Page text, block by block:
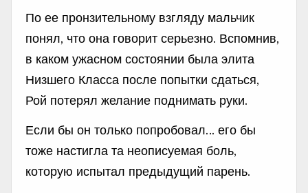
По ее пронзительному взгляду мальчик
понял, что она говорит серьезно. Вспомнив,
в каком ужасном состоянии была элита
Низшего Класса после попытки сдаться,
Рой потерял желание поднимать руки.
Если бы он только попробовал… его бы
тоже настигла та неописуемая боль,
которую испытал предыдущий парень.